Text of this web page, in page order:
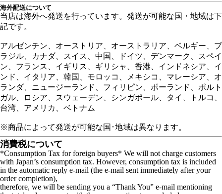
海外配送について
当店は海外へ発送を行っています。発送が可能な国・地域は下
記です。
アルゼンチン、オーストリア、オーストラリア、ベルギー、ブ
ラジル、カナダ、スイス、中国、ドイツ、デンマーク、スペイ
ン、フランス、イギリス、ギリシャ、香港、インドネシア、イ
ンド、イタリア、韓国、モロッコ、メキシコ、マレーシア、オ
ランダ、ニュージーランド、フィリピン、ポーランド、ポルト
ガル、ロシア、スウェーデン、シンガポール、タイ、トルコ、
台湾、アメリカ、ベトナム
※商品によって発送が可能な国･地域は異なります。
消費税について
*Consumption Tax for foreign buyers* We will not charge customers
with Japan’s consumption tax. However, consumption tax is included
in the automatic reply e-mail (the e-mail sent immediately after your
order completion),
therefore, we will be sending you a “Thank You” e-mail mentioning